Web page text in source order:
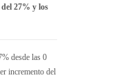
27% y los
desde las 0
incremento del